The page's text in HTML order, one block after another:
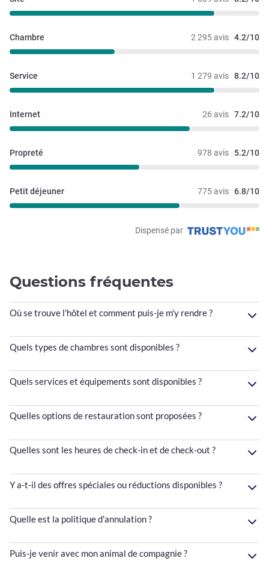
2 295 avis 4.2/10
Chambre
1 279 avis 8.2/10
Service
26 avis 7.2/10
Internet
978 avis 5.2/10
Propreté
775 avis 6.8/10
Petit déjeuner
Dispensé par
Questions fréquentes
Où se trouve l'hôtel et comment puis-je m'y rendre ?
Quels types de chambres sont disponibles ?
Quels services et équipements sont disponibles ?
Quelles options de restauration sont proposées ?
Quelles sont les heures de check-in et de check-out ?
Y a-t-il des offres spéciales ou réductions disponibles ?
Quelle est la politique d'annulation ?
Puis-je venir avec mon animal de compagnie ?